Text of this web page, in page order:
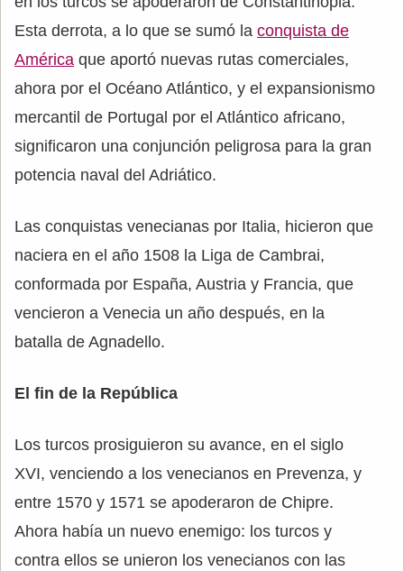
Esta derrota, a lo que se sumó la conquista de
América que aportó nuevas rutas comerciales,
ahora por el Océano Atlántico, y el expansionismo
mercantil de Portugal por el Atlántico africano,
significaron una conjunción peligrosa para la gran
potencia naval del Adriático.
Las conquistas venecianas por Italia, hicieron que
naciera en el año 1508 la Liga de Cambrai,
conformada por España, Austria y Francia, que
vencieron a Venecia un año después, en la
batalla de Agnadello.
El fin de la República
Los turcos prosiguieron su avance, en el siglo
XVI, venciendo a los venecianos en Prevenza, y
entre 1570 y 1571 se apoderaron de Chipre.
Ahora había un nuevo enemigo: los turcos y
contra ellos se unieron los venecianos con las